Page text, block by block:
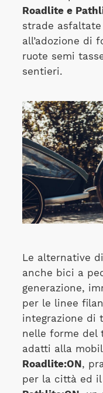
Roadlite e
strade
all’adozione di
ruote semi
sentieri.
Le alternative
anche bici a
generazione,
per le linee
integrazione di
nelle forme del
adatti alla
Roadlite:ON,
per la città ed